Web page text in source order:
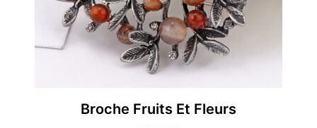
Broche Fruits Et Fleurs